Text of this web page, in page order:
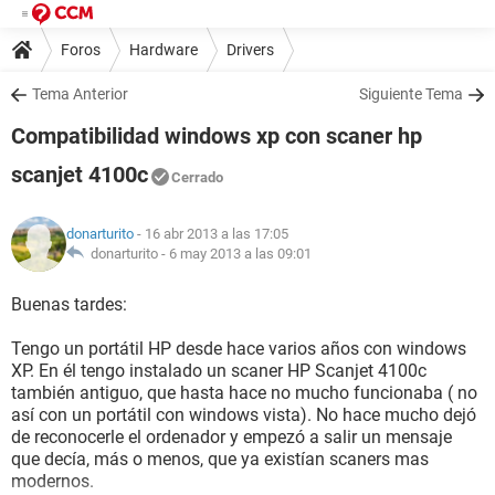
Foros Hardware Drivers
Tema Anterior Siguiente Tema
Compatibilidad windows xp con scaner hp
scanjet 4100c
Cerrado
donarturito - 16 abr 2013 a las 17:05
donarturito - 6 may 2013 a las 09:01
Buenas tardes:
Tengo un portátil HP desde hace varios años con windows
XP. En él tengo instalado un scaner HP Scanjet 4100c
también antiguo, que hasta hace no mucho funcionaba ( no
así con un portátil con windows vista). No hace mucho dejó
de reconocerle el ordenador y empezó a salir un mensaje
que decía, más o menos, que ya existían scaners mas
modernos.